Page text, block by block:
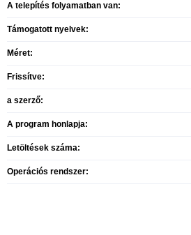
A telepítés folyamatban van:
Támogatott nyelvek:
Méret:
Frissítve:
a szerző:
A program honlapja:
Letöltések száma:
Operációs rendszer: